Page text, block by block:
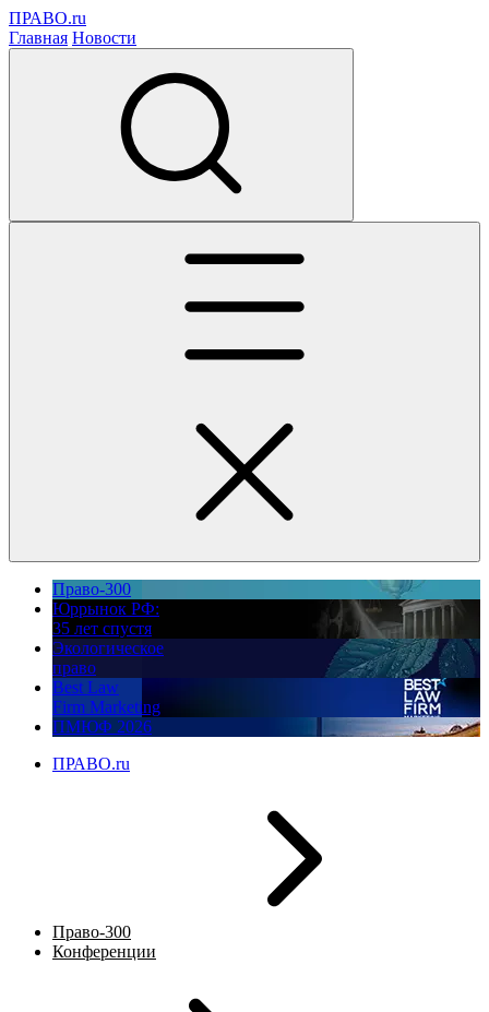
ПРАВО.ru
Главная Новости
Право-300
Юррынок РФ:
35 лет спустя
Экологическое
право
Best Law
Firm Marketing
ПМЮФ 2026
ПРАВО.ru
Право-300
Конференции